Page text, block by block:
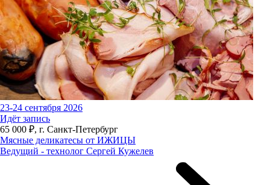
23-24 сентября 2026
Идёт запись
65 000 ₽, г. Санкт-Петербург
Мясные деликатесы от ИЖИЦЫ
Ведущий - технолог Сергей Кужелев